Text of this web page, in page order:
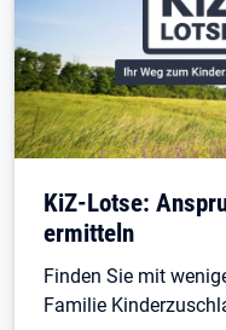
KiZ-Lotse:
ermitteln
Finden Sie mit
Familie